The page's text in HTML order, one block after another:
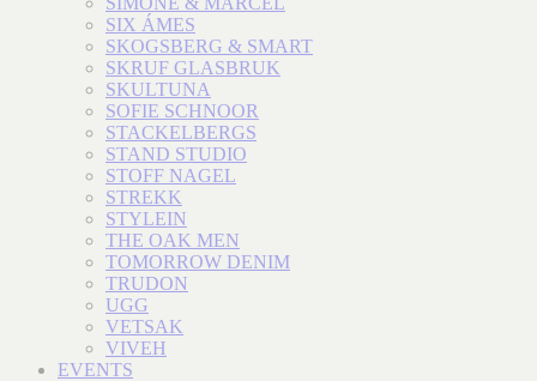
SIX ÁMES
SKOGSBERG & SMART
SKRUF GLASBRUK
SKULTUNA
SOFIE SCHNOOR
STACKELBERGS
STAND STUDIO
STOFF NAGEL
STREKK
STYLEIN
THE OAK MEN
TOMORROW DENIM
TRUDON
UGG
VETSAK
VIVEH
EVENTS